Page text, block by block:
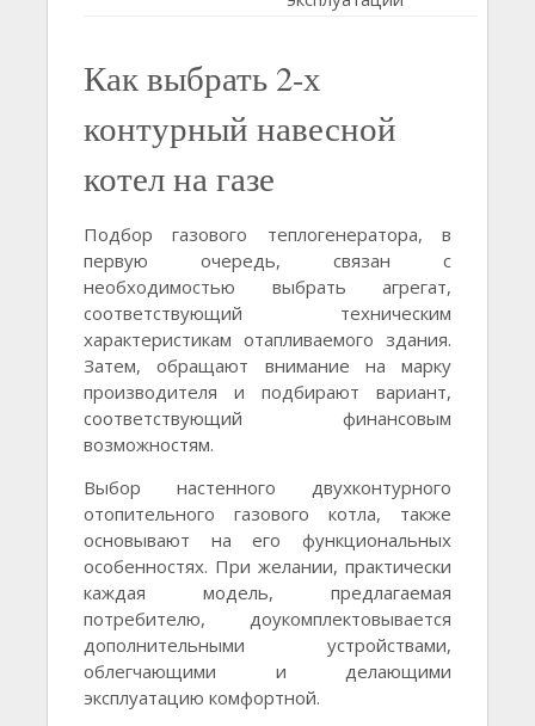
Как выбрать 2-х
контурный навесной
котел на газе
Подбор газового теплогенератора, в
первую очередь, связан с
необходимостью выбрать агрегат,
соответствующий техническим
характеристикам отапливаемого здания.
Затем, обращают внимание на марку
производителя и подбирают вариант,
соответствующий финансовым
возможностям.
Выбор настенного двухконтурного
отопительного газового котла, также
основывают на его функциональных
особенностях. При желании, практически
каждая модель, предлагаемая
потребителю, доукомплектовывается
дополнительными устройствами,
облегчающими и делающими
эксплуатацию комфортной.